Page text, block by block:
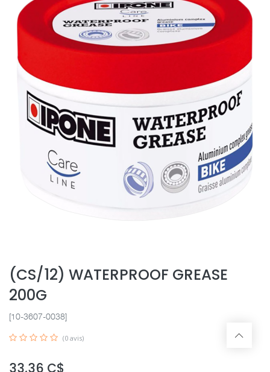
(CS/12) WATERPROOF GREASE
200G
[10-3607-0038]
(0 avis)
33,36 C$